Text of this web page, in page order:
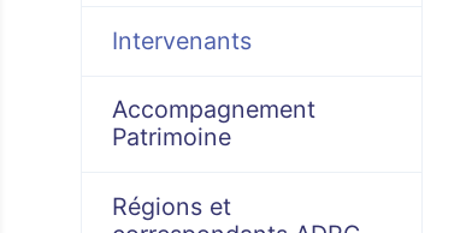
Intervenants
Accompagnement
Patrimoine
Régions et